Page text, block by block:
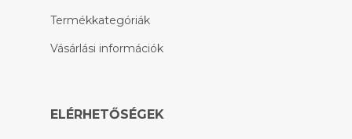
Termékkategóriák
Vásárlási információk
ELÉRHETŐSÉGEK